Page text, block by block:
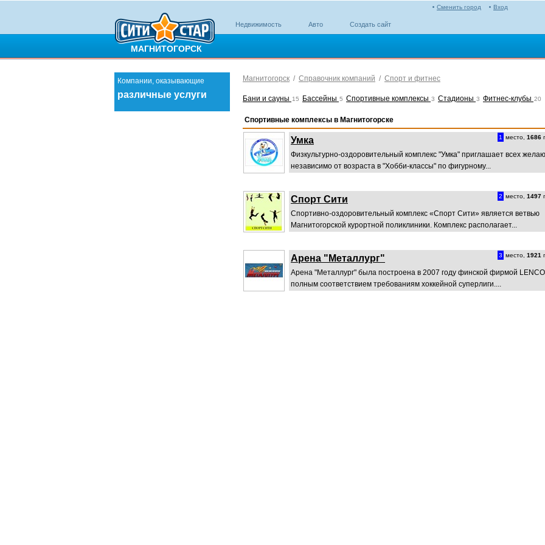
МАГНИТОГОРСК
Вход
Сменить город
Недвижимость Авто Создать сайт
Компании, оказывающие
различные услуги
Магнитогорск / Справочник компаний / Спорт и фитнес
Бани и сауны 15 Бассейны 5 Спортивные комплексы 3 Стадионы 3 Фитнес-клубы 20
Спортивные комплексы в Магнитогорске
Умка 1 место, 1686
Физкультурно-оздоровительный комплекс "Умка" приглашает всех
независимо от возраста в "Хобби-классы" по фигурному...
Спорт Сити 2 место, 1497
Спортивно-оздоровительный комплекс «Спорт Сити» является ветвью
Магнитогорской курортной поликлиники. Комплекс располагает...
Арена "Металлург" 3 место, 1921
Арена "Металлург" была построена в 2007 году финской фирмой
полным соответствием требованиям хоккейной суперлиги....